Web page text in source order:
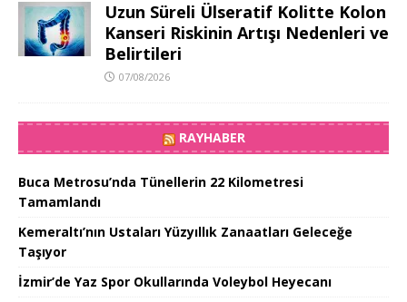
Uzun Süreli Ülseratif Kolitte Kolon
Kanseri Riskinin Artışı Nedenleri ve
Belirtileri
07/08/2026
RAYHABER
Buca Metrosu’nda Tünellerin 22 Kilometresi
Tamamlandı
Kemeraltı’nın Ustaları Yüzyıllık Zanaatları Geleceğe
Taşıyor
İzmir’de Yaz Spor Okullarında Voleybol Heyecanı